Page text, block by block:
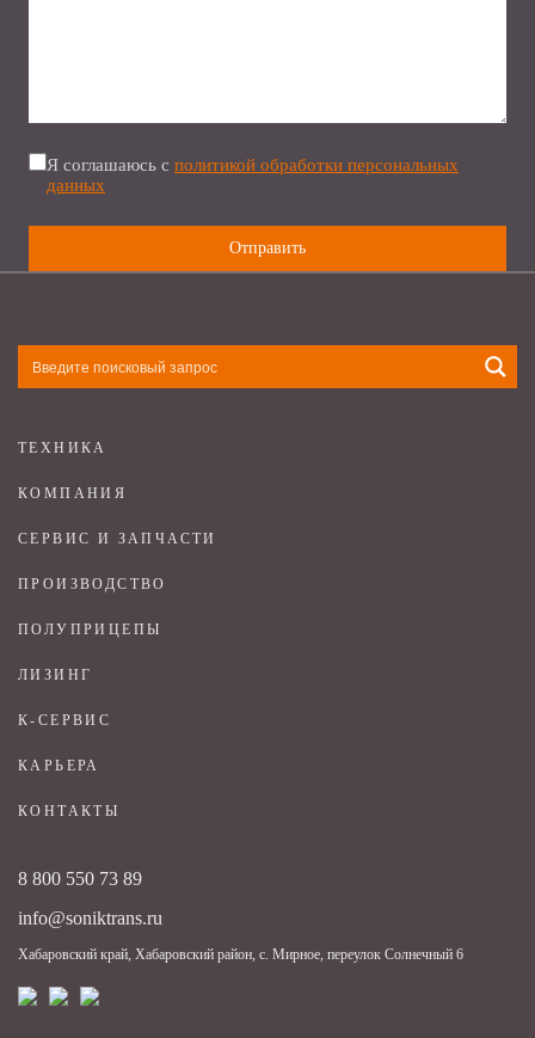
Я соглашаюсь с политикой обработки персональных
данных
8 800 550 73 89
info@soniktrans.ru
Хабаровский край, Хабаровский район, с. Мирное, переулок Солнечный 6
ТЕХНИКА
КОМПАНИЯ
СЕРВИС И ЗАПЧАСТИ
ПРОИЗВОДСТВО
ПОЛУПРИЦЕПЫ
ЛИЗИНГ
К-СЕРВИС
КАРЬЕРА
КОНТАКТЫ